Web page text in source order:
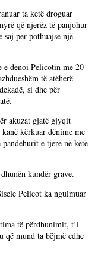
ta ketë droguar
që njerëz të panjohur
saj për pothuajse një
dënoi Pelicotin me 20
të atëherë
si dhe për
akuzat gjatë gjyqit
kërkuar dënime me
e tjerë në këtë
kundër grave.
Pelicot ka ngulmuar
të përdhunimit, t’i
që mund ta bëjmë edhe